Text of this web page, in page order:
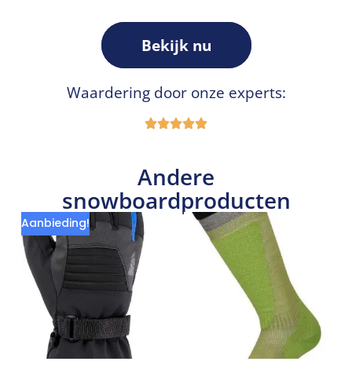
Bekijk nu
Waardering door onze experts:
Andere
snowboardproducten
Aanbieding!